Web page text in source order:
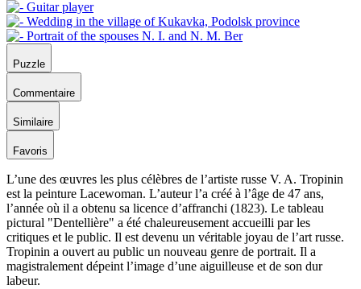
Puzzle
Commentaire
Similaire
Favoris
L’une des œuvres les plus célèbres de l’artiste russe V. A. Tropinin
est la peinture Lacewoman. L’auteur l’a créé à l’âge de 47 ans,
l’année où il a obtenu sa licence d’affranchi (1823). Le tableau
pictural "Dentellière" a été chaleureusement accueilli par les
critiques et le public. Il est devenu un véritable joyau de l’art russe.
Tropinin a ouvert au public un nouveau genre de portrait. Il a
magistralement dépeint l’image d’une aiguilleuse et de son dur
labeur.